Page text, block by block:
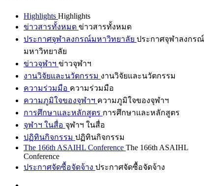
Highlights Highlights
ข่าวสารทั้งหมด ข่าวสารทั้งหมด
ประกาศจุฬาลงกรณ์มหาวิทยาลัย ประกาศจุฬาลงกรณ์
มหาวิทยาลัย
ข่าวจุฬาฯ ข่าวจุฬาฯ
งานวิจัยและนวัตกรรม งานวิจัยและนวัตกรรม
ความร่วมมือ ความร่วมมือ
ความภูมิใจของจุฬาฯ ความภูมิใจของจุฬาฯ
การศึกษาและหลักสูตร การศึกษาและหลักสูตร
จุฬาฯ ในสื่อ จุฬาฯ ในสื่อ
ปฏิทินกิจกรรม ปฏิทินกิจกรรม
The 166th ASAIHL Conference The 166th ASAIHL
Conference
ประกาศจัดซื้อจัดจ้าง ประกาศจัดซื้อจัดจ้าง